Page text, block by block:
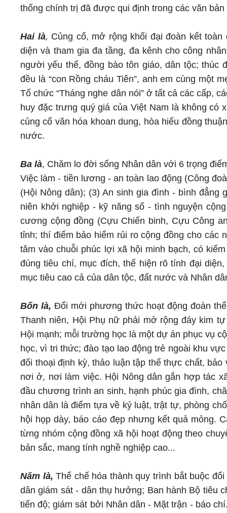
thống chính trị đã được qui định trong các văn
Hai là, Củng cố, mở rộng khối đại đoàn kết
diện và tham gia đa tầng, đa kênh cho công
người yếu thế, đồng bào tôn giáo, dân tộc; thúc
đều là “con Rồng cháu Tiên”, anh em cùng một
Tổ chức “Tháng nghe dân nói” ở tất cả các cấp,
huy đặc trưng quý giá của Việt Nam là không có
củng cố văn hóa khoan dung, hòa hiếu đồng
nước.
Ba là, Chăm lo đời sống Nhân dân với 6 trọng
Việc làm - tiền lương - an toàn lao động (Công
(Hội Nông dân); (3) An sinh gia đình - bình
niên khởi nghiệp - kỹ năng số - tình nguyện
cương cộng đồng (Cựu Chiến binh, Cựu Công
tỉnh; thí điểm bảo hiểm rủi ro cộng đồng cho các
tâm vào chuỗi phúc lợi xã hội minh bạch, có
đúng tiêu chí, mục đích, thể hiện rõ tính đại
mục tiêu cao cả của dân tộc, đất nước và Nhân
Bốn là, Đổi mới phương thức hoạt động đoàn
Thanh niên, Hội Phụ nữ phải mở rộng đáy kim
Hội mạnh; mỗi trường học là một dự án phục vụ
học, vì tri thức; đào tạo lao động trẻ ngoài khu
đối thoại định kỳ, thảo luận tập thể thực chất,
nơi ở, nơi làm việc. Hội Nông dân gắn hợp tác
đầu chương trình an sinh, hạnh phúc gia đình,
nhân dân là điểm tựa về kỷ luật, trật tự, phòng
hội họp dày, báo cáo đẹp nhưng kết quả mỏng.
từng nhóm cộng đồng xã hội hoạt động theo
bản sắc, mang tính nghề nghiệp cao...
Năm là, Thể chế hóa thành quy trình bắt buộc
dân giám sát - dân thụ hưởng; Ban hành Bộ tiêu
tiến độ; giám sát bởi Nhân dân - Mặt trận - báo